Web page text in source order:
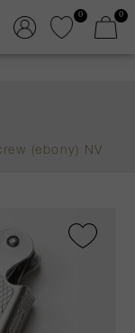
0 0
(ebony) NV